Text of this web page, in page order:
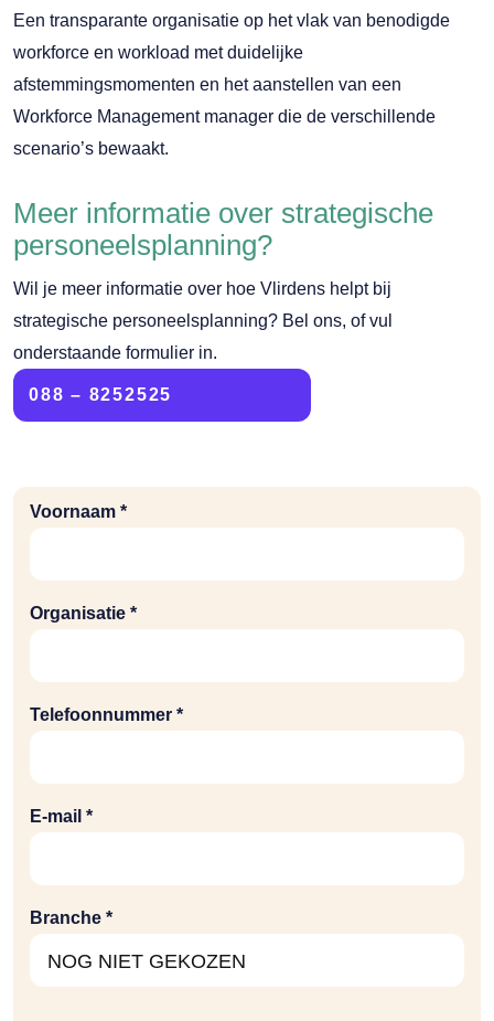
Een transparante organisatie op het vlak van benodigde
workforce en workload met duidelijke
afstemmingsmomenten en het aanstellen van een
Workforce Management manager die de verschillende
scenario’s bewaakt.
Meer informatie over strategische
personeelsplanning?
Wil je meer informatie over hoe Vlirdens helpt bij
strategische personeelsplanning? Bel ons, of vul
onderstaande formulier in.
088 – 8252525
Voornaam *
Organisatie *
Telefoonnummer *
E-mail *
Branche *